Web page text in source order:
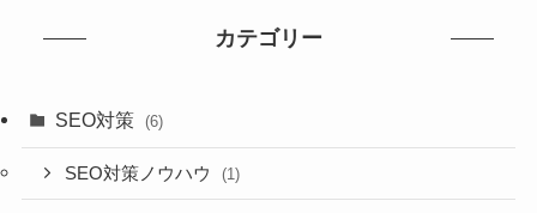
カテゴリー
SEO対策 (6)
SEO対策ノウハウ (1)